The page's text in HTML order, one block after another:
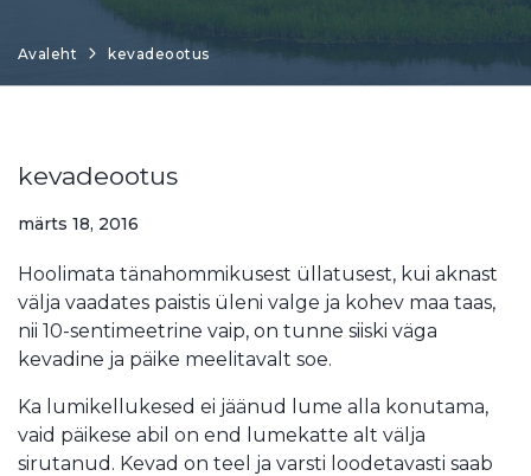
Avaleht kevadeootus
kevadeootus
märts 18, 2016
Hoolimata tänahommikusest üllatusest, kui aknast
välja vaadates paistis üleni valge ja kohev maa taas,
nii 10-sentimeetrine vaip, on tunne siiski väga
kevadine ja päike meelitavalt soe.
Ka lumikellukesed ei jäänud lume alla konutama,
vaid päikese abil on end lumekatte alt välja
sirutanud. Kevad on teel ja varsti loodetavasti saab